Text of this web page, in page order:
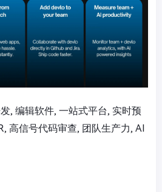
, 编辑软件, 一站式平台, 实时预
高信号代码审查, 团队生产力, AI